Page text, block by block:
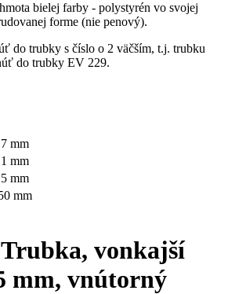
bielej farby - polystyrén vo svojej
forme (nie penový).
do trubky s číslo o 2 väčším, t.j. trubku
do trubky EV 229.
mm
mm
mm
mm
vonkajší
mm, vnútorný